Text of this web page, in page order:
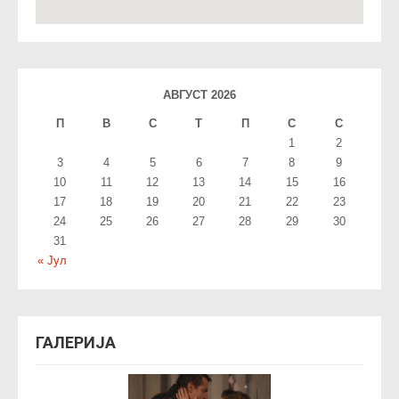
АВГУСТ 2026
П В С T П С С
« Јул
1
2
3
4 5 6 7 8
9
10
11 12 13 14 15
16
17
18 19 20 21 22
23
24
25 26 27 28 29
30
31
ГАЛЕРИЈА